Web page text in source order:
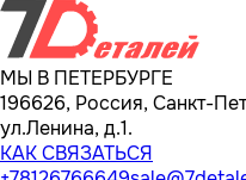
МЫ В ПЕТЕРБУРГЕ
196626, Россия, Санкт-
ул.Ленина, д.1.
КАК СВЯЗАТЬСЯ